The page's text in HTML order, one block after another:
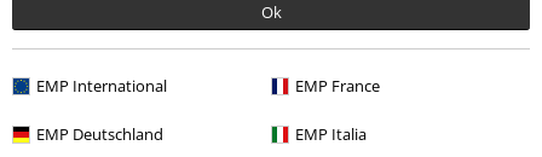
Ok
EMP International EMP France
EMP Deutschland EMP Italia
Gewinnspiele